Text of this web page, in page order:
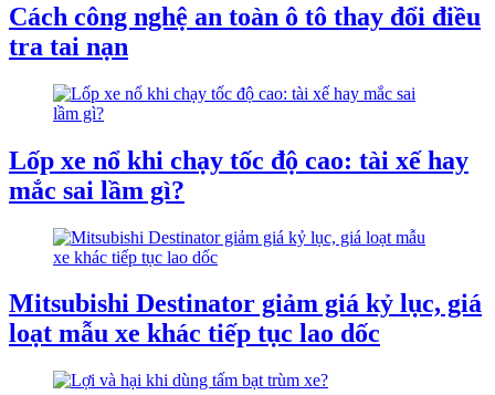
Cách công nghệ an toàn ô tô thay đổi điều
tra tai nạn
Lốp xe nổ khi chạy tốc độ cao: tài xế hay
mắc sai lầm gì?
Mitsubishi Destinator giảm giá kỷ lục, giá
loạt mẫu xe khác tiếp tục lao dốc